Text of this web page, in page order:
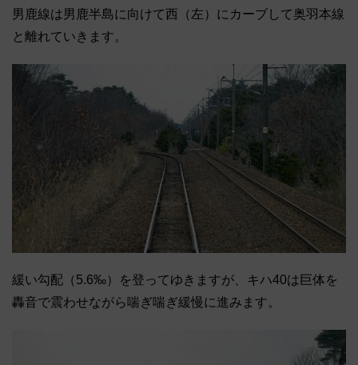
男鹿線は男鹿半島に向けて西（左）にカーブして奥羽本線
と離れていきます。
緩い勾配（5.6‰）を登ってゆきますが、キハ40は巨体を
轟音で震わせながら喘ぎ喘ぎ緩慢に進みます。